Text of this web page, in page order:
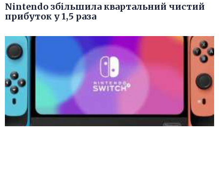
Nintendo збільшила квартальний чистий
прибуток у 1,5 раза